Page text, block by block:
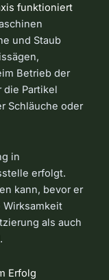
funktioniert
und Staub
Betrieb der
die Partikel
Schläuche oder
in
erfolgt.
kann, bevor er
als auch
Erfolg